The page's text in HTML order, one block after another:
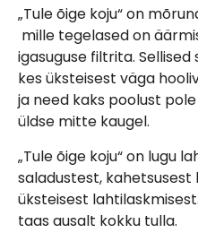
„Tule õige koju“ on
mille tegelased on
igasuguse filtrita.
kes üksteisest väga
ja need kaks poolust
üldse mitte kaugel.
„Tule õige koju“ on lugu
saladustest, kahetsusest
üksteisest
taas ausalt kokku tulla.